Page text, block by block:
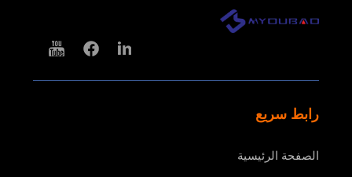
رابط سريع
الصفحة الرئيسية